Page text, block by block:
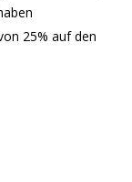
25% auf den